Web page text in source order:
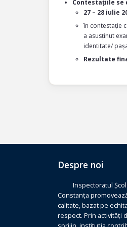
Contestațiile se
27 – 28 iulie
în contestație
a asusținut
identitate/
Rezultate
Despre noi
Inspectoratul
Constanța
calitate, bazat pe
respect. Prin activități